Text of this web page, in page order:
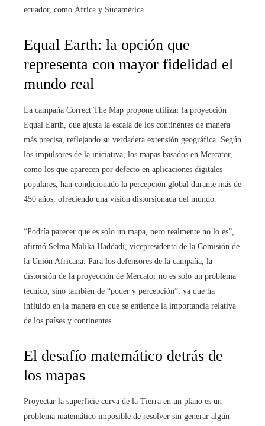
ecuador, como África y Sudamérica.
Equal Earth: la opción que
representa con mayor fidelidad el
mundo real
La campaña Correct The Map propone utilizar la proyección
Equal Earth, que ajusta la escala de los continentes de manera
más precisa, reflejando su verdadera extensión geográfica. Según
los impulsores de la iniciativa, los mapas basados en Mercator,
como los que aparecen por defecto en aplicaciones digitales
populares, han condicionado la percepción global durante más de
450 años, ofreciendo una visión distorsionada del mundo.
“Podría parecer que es solo un mapa, pero realmente no lo es”,
afirmó Selma Malika Haddadi, vicepresidenta de la Comisión de
la Unión Africana. Para los defensores de la campaña, la
distorsión de la proyección de Mercator no es solo un problema
técnico, sino también de “poder y percepción”, ya que ha
influido en la manera en que se entiende la importancia relativa
de los países y continentes.
El desafío matemático detrás de
los mapas
Proyectar la superficie curva de la Tierra en un plano es un
problema matemático imposible de resolver sin generar algún